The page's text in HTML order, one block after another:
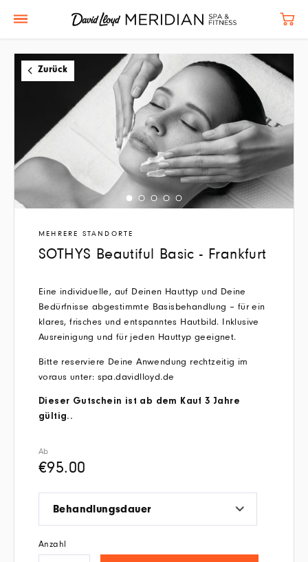
Zurück
MEHRERE STANDORTE
SOTHYS Beautiful Basic - Frankfurt
Eine individuelle, auf Deinen Hauttyp und Deine
Bedürfnisse abgestimmte Basisbehandlung – für ein
klares, frisches und entspanntes Hautbild. Inklusive
Ausreinigung und für jeden Hauttyp geeignet.
Bitte reserviere Deine Anwendung rechtzeitig im
voraus unter: spa.davidlloyd.de
Dieser Gutschein ist ab dem Kauf 3 Jahre
gültig..
Ab
€95.00
Behandlungsdauer
Anzahl